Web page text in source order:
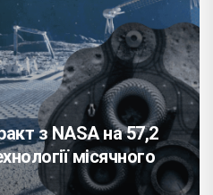
з NASA на 57,2
місячного